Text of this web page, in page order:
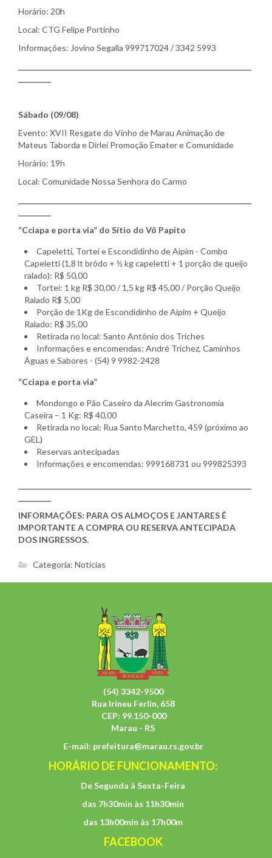
Horário: 20h
Local: CTG Felipe Portinho
Informações: Jovino Segalla 999717024 / 3342 5993
Sábado (09/08)
Evento: XVII Resgate do Vinho de Marau Animação de
Mateus Taborda e Dirlei Promoção Emater e Comunidade
Horário: 19h
Local: Comunidade Nossa Senhora do Carmo
“Cciapa e porta via” do Sítio do Vô Papito
Capeletti, Tortei e Escondidinho de Aipim - Combo
Capeletti (1,8 lt brôdo + ½ kg capeletti + 1 porção de queijo
ralado): R$ 50,00
Tortei: 1 kg R$ 30,00 / 1,5 kg R$ 45,00 / Porção Queijo
Ralado R$ 5,00
Porção de 1Kg de Escondidinho de Aipim + Queijo
Ralado: R$ 35,00
Retirada no local: Santo Antônio dos Triches
Informações e encomendas: André Trichez, Caminhos
Águas e Sabores - (54) 9 9982-2428
“Cciapa e porta via”
Mondongo e Pão Caseiro da Alecrim Gastronomia
Caseira – 1 Kg: R$ 40,00
Retirada no local: Rua Santo Marchetto, 459 (próximo ao
GEL)
Reservas antecipadas
Informações e encomendas: 999168731 ou 999825393
INFORMAÇÕES: PARA OS ALMOÇOS E JANTARES É
IMPORTANTE A COMPRA OU RESERVA ANTECIPADA
DOS INGRESSOS.
Categoria: Notícias
(54) 3342-9500
Rua Irineu Ferlin, 658
CEP: 99.150-000
Marau - RS
E-mail: prefeitura@marau.rs.gov.br
HORÁRIO DE FUNCIONAMENTO:
De Segunda à Sexta-Feira
das 7h30min às 11h30min
das 13h00min às 17h00m
FACEBOOK